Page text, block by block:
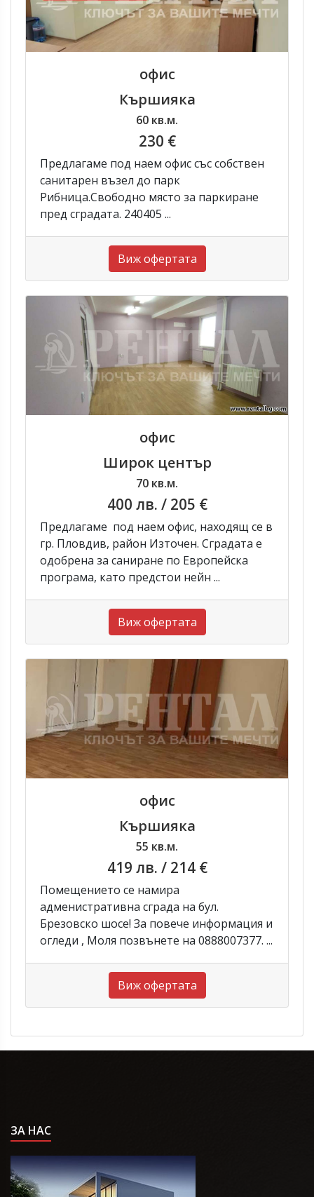
офис
Кършияка
60 кв.м.
230 €
Предлагаме под наем офис със собствен
санитарен възел до парк
Рибница.Свободно място за паркиране
пред сградата. 240405 ...
Виж офертата
офис
Широк център
70 кв.м.
400 лв. / 205 €
Предлагаме под наем офис, находящ се в
гр. Пловдив, район Източен. Сградата е
одобрена за саниране по Европейска
програма, като предстои нейн ...
Виж офертата
офис
Кършияка
55 кв.м.
419 лв. / 214 €
Помещението се намира
адменистративна сграда на бул.
Брезовско шосе! За повече информация и
огледи , Моля позвънете на 0888007377. ...
Виж офертата
ЗА НАС